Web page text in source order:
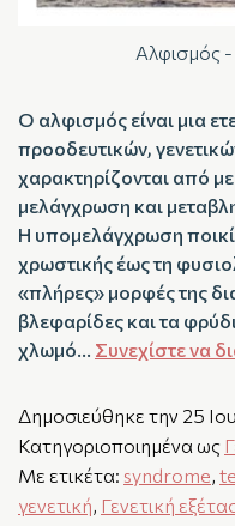
Αλφισμός
Ο αλφισμός είναι μια
προοδευτικών,
χαρακτηρίζονται από
μελάγχρωση και
Η υπομελάγχρωση
χρωστικής έως τη
«πλήρες» μορφές της
βλεφαρίδες και τα
χλωμό… Συνεχίστε να
Δημοσιεύθηκε την 25
Κατηγοριοποιημένα ως
Με ετικέτα: syndrome,
γενετική, Γενετική